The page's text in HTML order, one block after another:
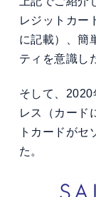
レジットカー
に記載）、簡
ティを意識し
そして、
レス（カード
トカードがセ
た。